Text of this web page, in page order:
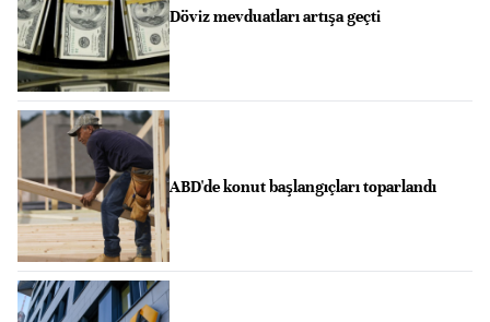
Döviz mevduatları artışa geçti
ABD'de konut başlangıçları toparlandı